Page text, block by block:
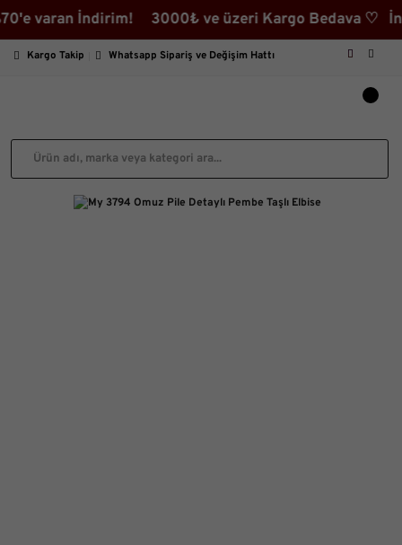
İndirim! 3000₺ ve üzeri Kargo Bedava ♡
Kargo Takip Whatsapp Sipariş ve Değişim Hattı